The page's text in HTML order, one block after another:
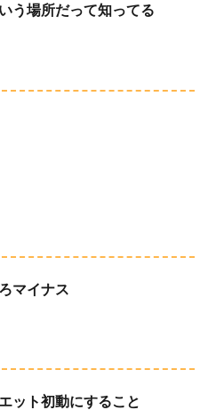
う場所だって知ってる
マイナス
ット初動にすること